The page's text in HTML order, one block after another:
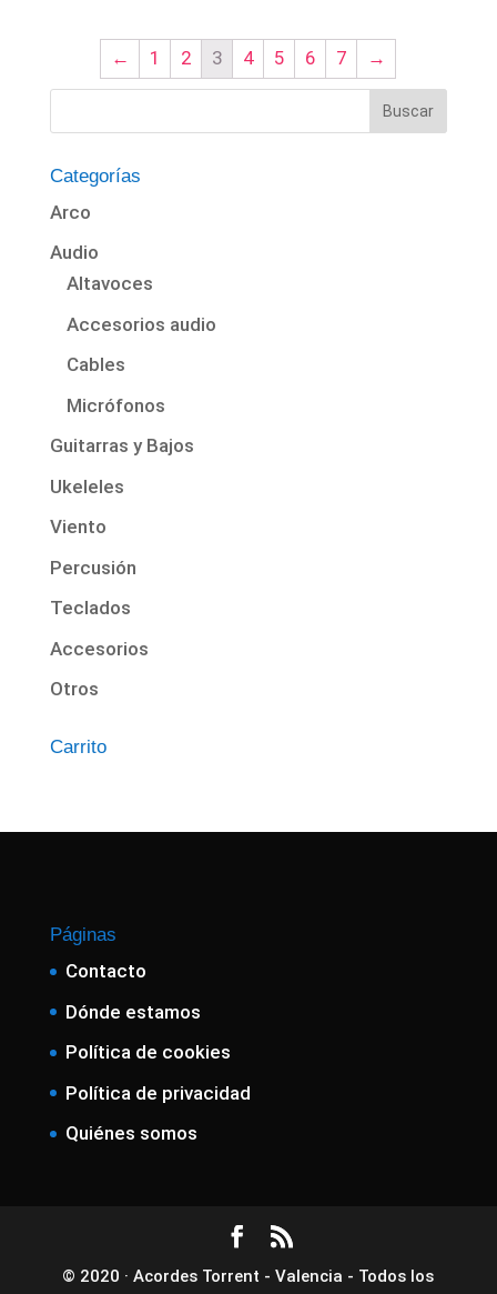
← 1 2 3 4 5 6 7 →
Categorías
Arco
Audio
Altavoces
Accesorios audio
Cables
Micrófonos
Guitarras y Bajos
Ukeleles
Viento
Percusión
Teclados
Accesorios
Otros
Carrito
Páginas
Contacto
Dónde estamos
Política de cookies
Política de privacidad
Quiénes somos
© 2020 · Acordes Torrent - Valencia - Todos los